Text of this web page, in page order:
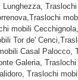
mobili
Tor de'
Casal
Galeria,
Traslochi